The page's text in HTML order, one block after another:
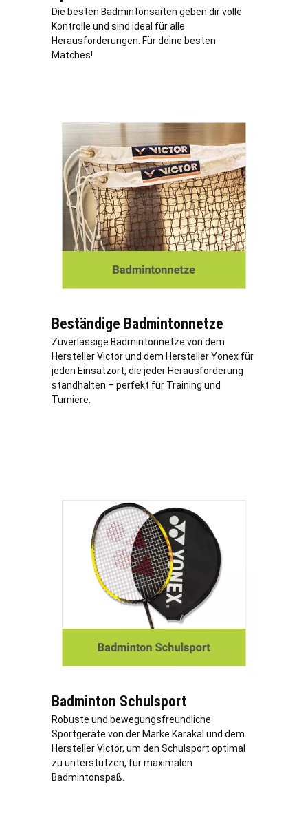
Die besten Badmintonsaiten geben dir volle
Kontrolle und sind ideal für alle
Herausforderungen. Für deine besten
Matches!
Beständige Badmintonnetze
Zuverlässige Badmintonnetze von dem
Hersteller Victor und dem Hersteller Yonex für
jeden Einsatzort, die jeder Herausforderung
standhalten – perfekt für Training und
Turniere.
Badminton Schulsport
Robuste und bewegungsfreundliche
Sportgeräte von der Marke Karakal und dem
Hersteller Victor, um den Schulsport optimal
zu unterstützen, für maximalen
Badmintonspaß.